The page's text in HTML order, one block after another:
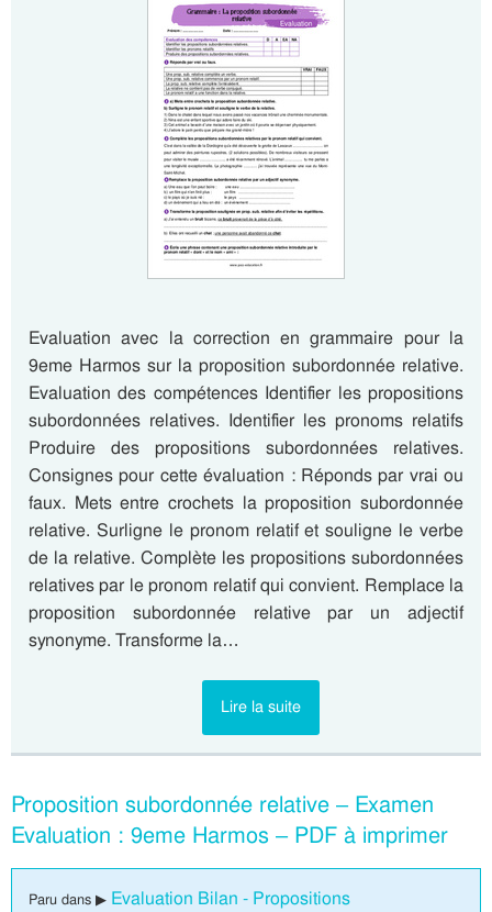
Evaluation avec la correction en grammaire pour la
9eme Harmos sur la proposition subordonnée relative.
Evaluation des compétences Identifier les propositions
subordonnées relatives. Identifier les pronoms relatifs
Produire des propositions subordonnées relatives.
Consignes pour cette évaluation : Réponds par vrai ou
faux. Mets entre crochets la proposition subordonnée
relative. Surligne le pronom relatif et souligne le verbe
de la relative. Complète les propositions subordonnées
relatives par le pronom relatif qui convient. Remplace la
proposition subordonnée relative par un adjectif
synonyme. Transforme la…
Lire la suite
Proposition subordonnée relative – Examen
Evaluation : 9eme Harmos – PDF à imprimer
Paru dans ▶ Evaluation Bilan - Propositions